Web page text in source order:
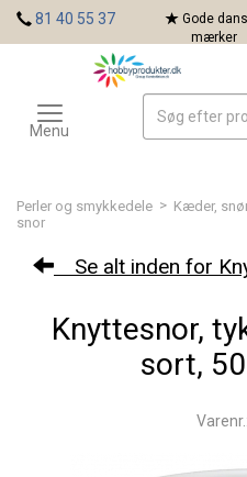
Perler og smykkedele > Kæder,
snor
Se alt inden for
Knyttesnor,
sort,
81 40 55 37
Gode
mærker
Toggle
navigation
Menu
Mærker